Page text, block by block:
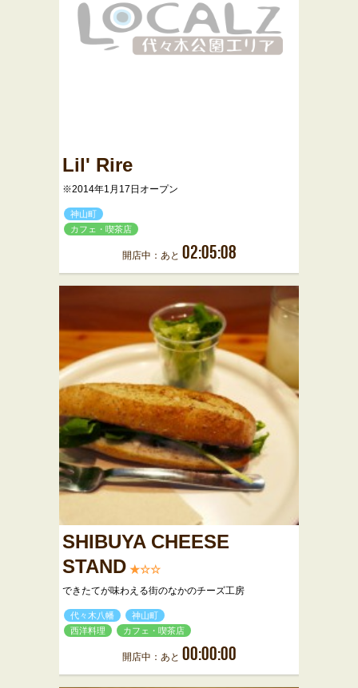
Lil' Rire
※2014年1月17日オープン
神山町
カフェ・喫茶店
開店中：あと 02:05:08
SHIBUYA CHEESE
STAND ★☆☆
できたてが味わえる街のなかのチーズ工房
代々木八幡
神山町
西洋料理
カフェ・喫茶店
開店中：あと 00:00:00